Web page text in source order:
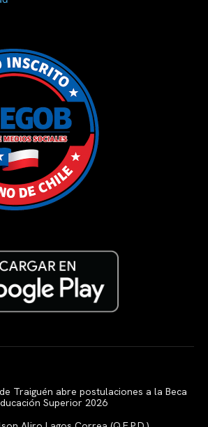
Traiguén abre postulaciones a la Beca
Superior 2026